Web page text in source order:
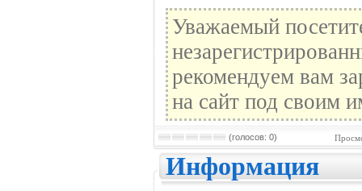
Уважаемый
рекомендуем вам
на сайт под своим
(голосов: 0)
Информация